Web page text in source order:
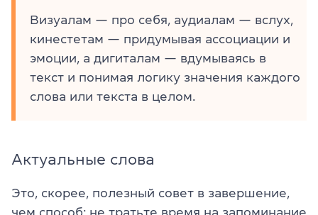
Визуалам — про себя, аудиалам — вслух,
кинестетам — придумывая ассоциации и
эмоции, а дигиталам — вдумываясь в
текст и понимая логику значения каждого
слова или текста в целом.
Актуальные слова
Это, скорее, полезный совет в завершение,
чем способ: не тратьте время на запоминание